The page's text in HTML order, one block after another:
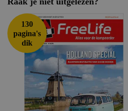
130
pagina's
dik